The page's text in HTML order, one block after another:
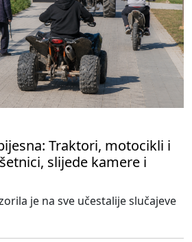
Traktori, motocikli i
slijede kamere i
je na sve učestalije slučajeve